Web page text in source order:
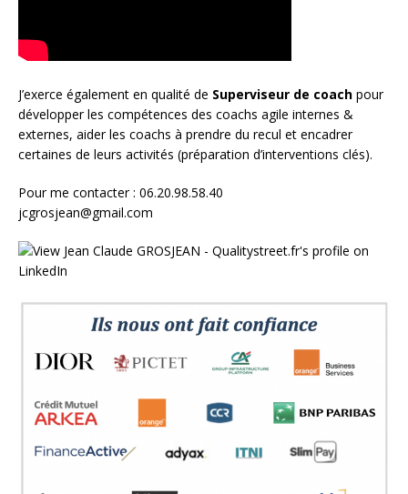
J’exerce également en qualité de Superviseur de coach pour
développer les compétences des coachs agile internes &
externes, aider les coachs à prendre du recul et encadrer
certaines de leurs activités (préparation d’interventions clés).
Pour me contacter : 06.20.98.58.40
jcgrosjean@gmail.com